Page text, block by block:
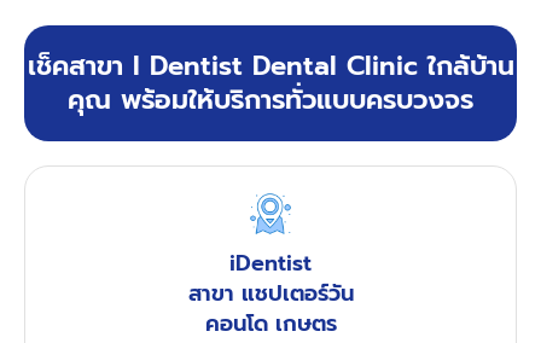
เช็คสาขา I Dentist Dental Clinic ใกล้บ้าน
คุณ พร้อมให้บริการทั่วแบบครบวงจร
iDentist
สาขา แชปเตอร์วัน
คอนโด เกษตร